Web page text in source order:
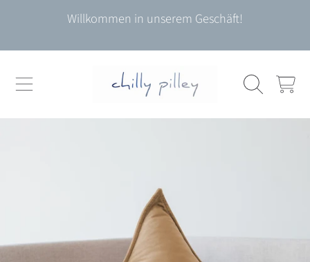
DIREKT ZUM INHALT
Willkommen in unserem Geschäft!